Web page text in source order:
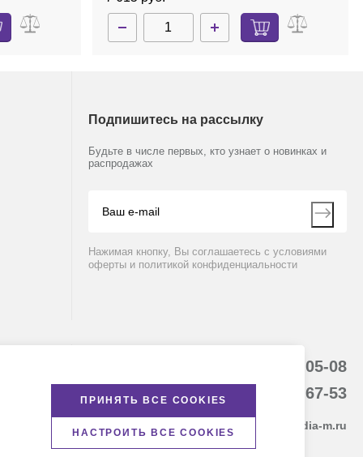
Подпишитесь на рассылку
Будьте в числе первых, кто узнает о новинках и
распродажах
Нажимая кнопку, Вы соглашаетесь с условиями
оферты и политикой конфиденциальности
8 (800) 234-05-08
+7 (923) 158-67-53
kemerovo@dia-m.ru
ПРИНЯТЬ ВСЕ COOKIES
НАСТРОИТЬ ВСЕ COOKIES